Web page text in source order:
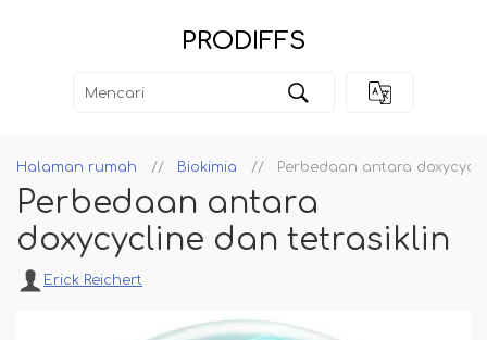
PRODIFFS
Halaman rumah Biokimia Perbedaan antara
Perbedaan antara
doxycycline dan tetrasiklin
Erick Reichert